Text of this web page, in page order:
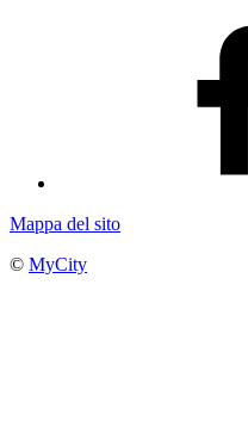
Mappa del sito
© MyCity